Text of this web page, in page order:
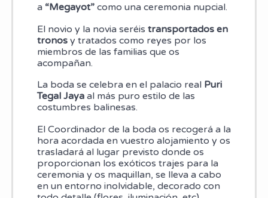
a “Megayot”como una ceremonia nupcial.
El novio y la novia seréis transportados en
tronosy tratados como reyes por los
miembros de las familias que os
acompañan.
La boda se celebra en el palacio real Puri
Tegal Jaya al más puro estilo de las
costumbres balinesas.
El Coordinador de la boda os recogerá a la
hora acordada en vuestro alojamiento y os
trasladará al lugar previsto donde os
proporcionan los exóticos trajes para la
ceremonia y os maquillan, se lleva a cabo
en un entorno inolvidable, decorado con